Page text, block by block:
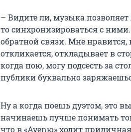
– Видите ли, музыка
то синхронизироваться с
обратной связи. Мне
откликается, откладывает в
когда пою, могу подсесть за
публики буквально
Ну а когда поешь дуэтом, это
начинаешь лучше понимать
что в «Avenю» ходит